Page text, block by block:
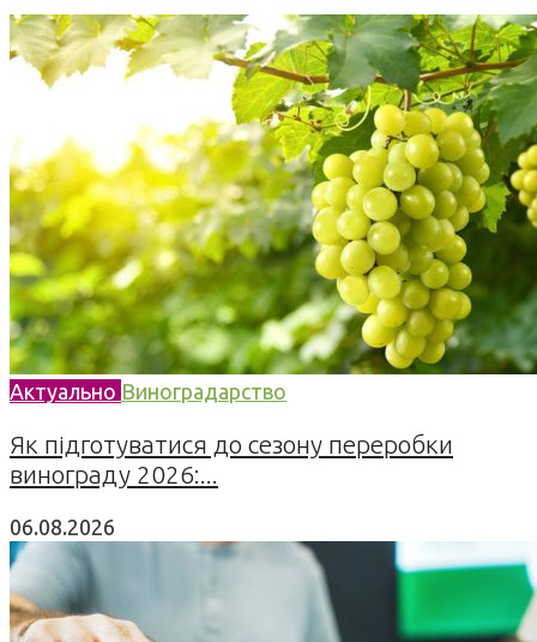
Актуально Виноградарство
Як підготуватися до сезону переробки
винограду 2026:...
06.08.2026